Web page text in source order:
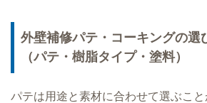
外壁補修パテ・コーキングの選
（パテ・樹脂タイプ・塗料）
パテは用途と素材に合わせて選ぶこ